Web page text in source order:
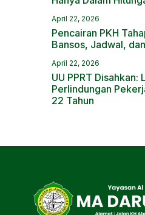
April 22, 2026
Pencairan PKH
Bansos, Jadwal,
April 22, 2026
UU PPRT Disahkan:
Perlindungan
22 Tahun